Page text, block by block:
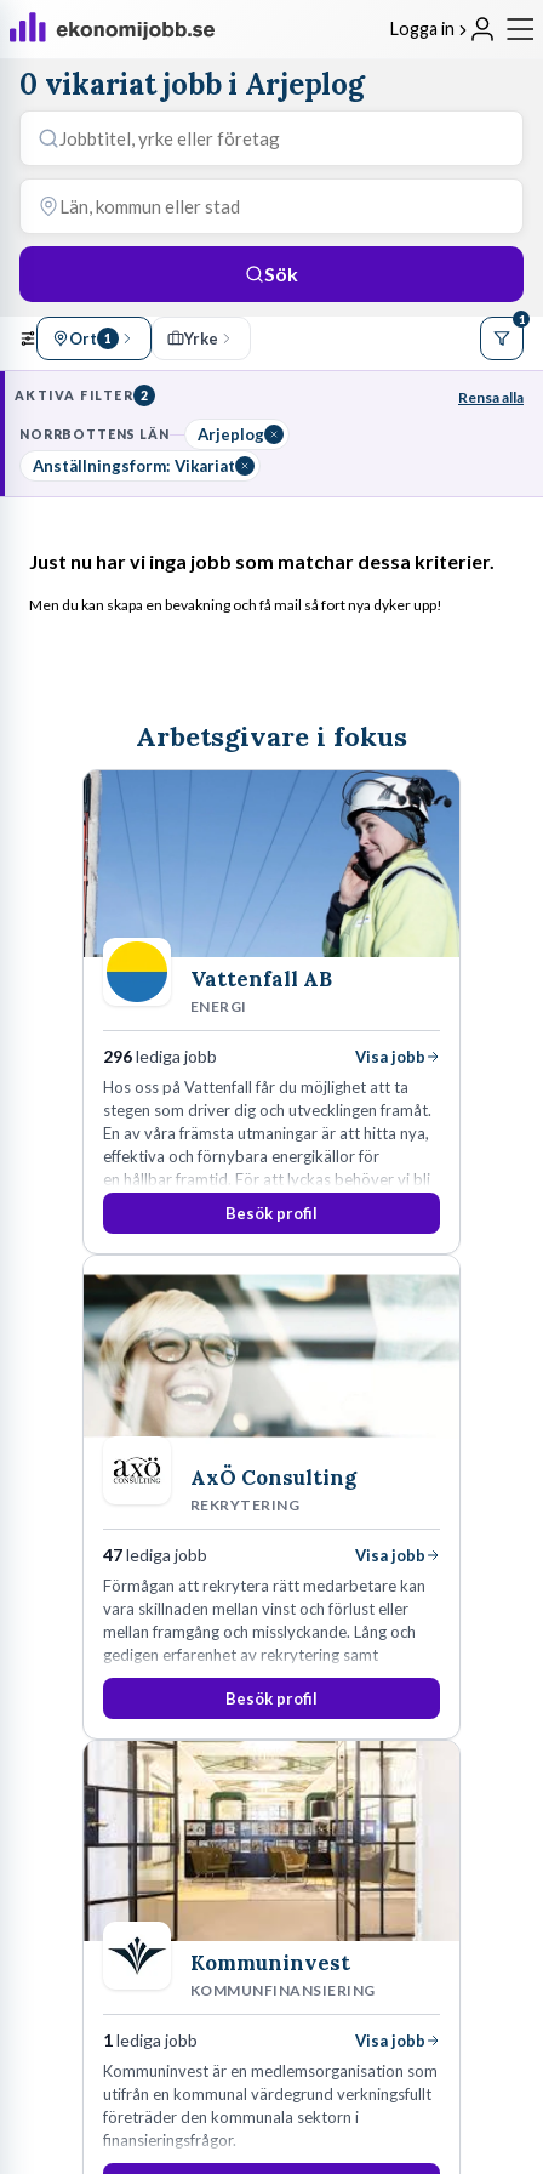
Logga in
0 vikariat jobb i Arjeplog
Sök
Ort 1 Yrke
1
AKTIVA FILTER 2 Rensa alla
NORRBOTTENS LÄN
Arjeplog
Anställningsform: Vikariat
Just nu har vi inga jobb som matchar dessa kriterier.
Men du kan skapa en bevakning och få mail så fort nya dyker upp!
Arbetsgivare i fokus
Vattenfall AB
ENERGI
296lediga jobb
Visa jobb
Hos oss på Vattenfall får du möjlighet att ta
stegen som driver dig och utvecklingen framåt.
En av våra främsta utmaningar är att hitta nya,
effektiva och förnybara energikällor för
en hållbar framtid. För att lyckas behöver vi bli
fler medarbetare som vill göra skillnad.
Besök profil
AxÖ Consulting
REKRYTERING
47lediga jobb
Visa jobb
Förmågan att rekrytera rätt medarbetare kan
vara skillnaden mellan vinst och förlust eller
mellan framgång och misslyckande. Lång och
gedigen erfarenhet av rekrytering samt
konsultverksamhet har lärt oss just det.
Besök profil
Kommuninvest
KOMMUNFINANSIERING
1lediga jobb
Visa jobb
Kommuninvest är en medlemsorganisation som
utifrån en kommunal värdegrund verkningsfullt
företräder den kommunala sektorn i
finansieringsfrågor.